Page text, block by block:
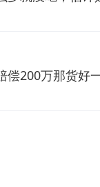
偿200万那货好